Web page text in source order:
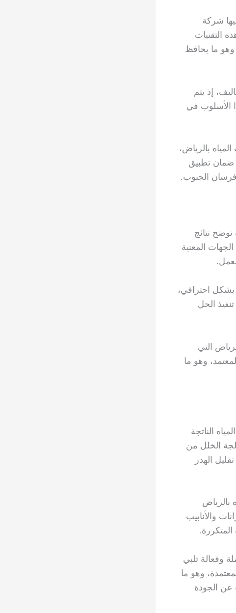
شركة
التقنيات
ما يحافظ
إذ يتم
الأسلوب في
بالرياض،
ضمان تطبيق
فرسان الجنوب.
نتائج
المعنية
بشكل احترافي،
الحل
التي
وهو ما
الناتجة
الخلل من
الهدر
والأنابيب
وفعالة تلبي
وهو ما
عن الجودة